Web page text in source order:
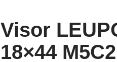
Visor
18×44